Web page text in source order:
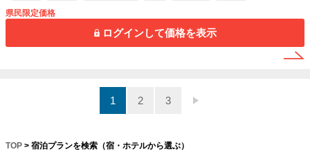
県民限定価格
ログインして価格を表示
1 2 3
TOP > 宿泊プランを検索（宿・ホテルから選ぶ）